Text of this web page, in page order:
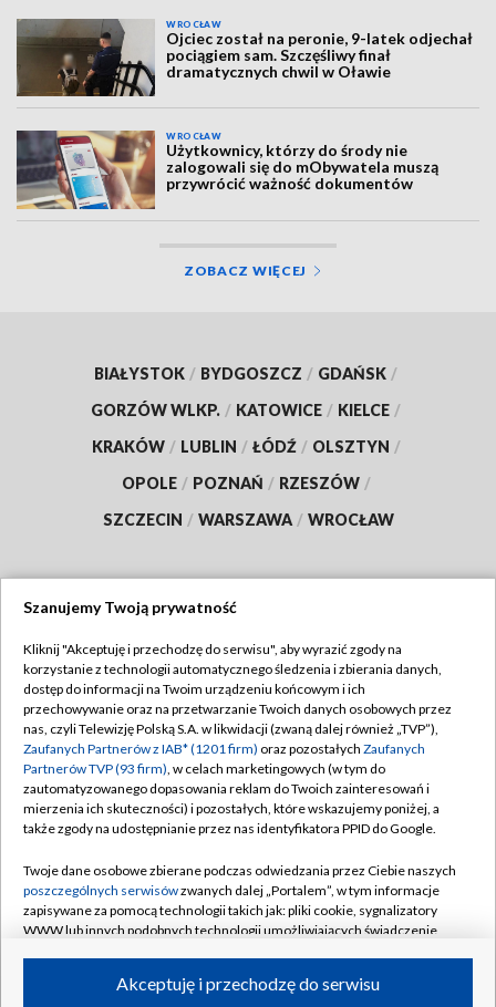
WROCŁAW
Ojciec został na peronie, 9-latek odjechał
pociągiem sam. Szczęśliwy finał
dramatycznych chwil w Oławie
WROCŁAW
Użytkownicy, którzy do środy nie
zalogowali się do mObywatela muszą
przywrócić ważność dokumentów
ZOBACZ WIĘCEJ
BIAŁYSTOK / BYDGOSZCZ / GDAŃSK /
GORZÓW WLKP. / KATOWICE / KIELCE /
KRAKÓW / LUBLIN / ŁÓDŹ / OLSZTYN /
OPOLE / POZNAŃ / RZESZÓW /
SZCZECIN / WARSZAWA / WROCŁAW
TVP
Abonament TVP
Emisja w TVP
Centrum informacji TVP
Naziemna Telewizja Cyfrowa
Rada Programowa
System NOS
Informacje o nadawcy
Program dla prasy
Regulamin TVP
Polityka prywatności
Moje zgody
Pomoc
Kontakt
Kanały
Szanujemy Twoją prywatność
Kliknij "Akceptuję i przechodzę do serwisu", aby wyrazić zgody na
korzystanie z technologii automatycznego śledzenia i zbierania danych,
dostęp do informacji na Twoim urządzeniu końcowym i ich
przechowywanie oraz na przetwarzanie Twoich danych osobowych przez
nas, czyli Telewizję Polską S.A. w likwidacji (zwaną dalej również „TVP”),
Zaufanych Partnerów z IAB* (1201 firm) oraz pozostałych Zaufanych
Partnerów TVP (93 firm), w celach marketingowych (w tym do
zautomatyzowanego dopasowania reklam do Twoich zainteresowań i
mierzenia ich skuteczności) i pozostałych, które wskazujemy poniżej, a
także zgody na udostępnianie przez nas identyfikatora PPID do Google.
Twoje dane osobowe zbierane podczas odwiedzania przez Ciebie naszych
poszczególnych serwisówzwanych dalej „Portalem”, w tym informacje
zapisywane za pomocą technologii takich jak: pliki cookie, sygnalizatory
WWW lub innych podobnych technologii umożliwiających świadczenie
ruchu w Internecie.Akceptuję i przechodzę do serwisu